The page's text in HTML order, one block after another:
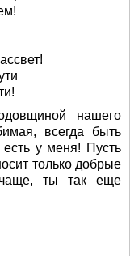
нашего
всегда быть
у меня! Пусть
только добрые
ты так еще